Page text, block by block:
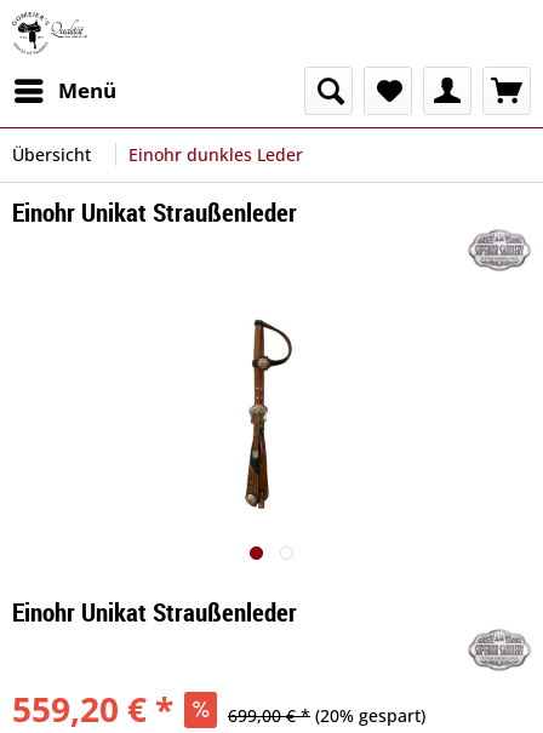
Menü
Übersicht Einohr dunkles Leder
Einohr Unikat Straußenleder
Einohr Unikat Straußenleder
559,20 € * 699,00 € * (20% gespart)